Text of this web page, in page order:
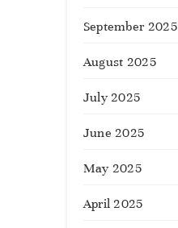
September 2025
August 2025
July 2025
June 2025
May 2025
April 2025